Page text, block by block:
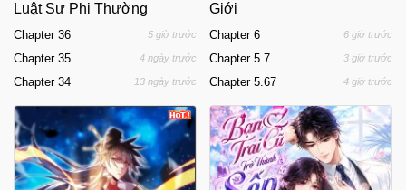
Luật Sư Phi Thường
Chapter 36 5 giờ trước
Chapter 35 4 ngày trước
Chapter 34 13 ngày trước
Giới
Chapter 6 6 giờ trước
Chapter 5.7 3 giờ trước
Chapter 5.67 4 giờ trước